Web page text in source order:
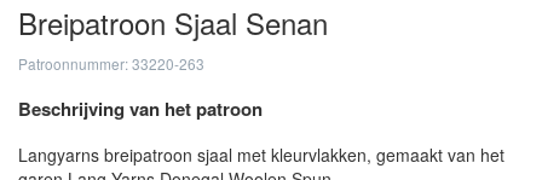
Breipatroon Sjaal Senan
Patroonnummer: 33220-263
Beschrijving van het patroon
Langyarns breipatroon sjaal met kleurvlakken, gemaakt van het